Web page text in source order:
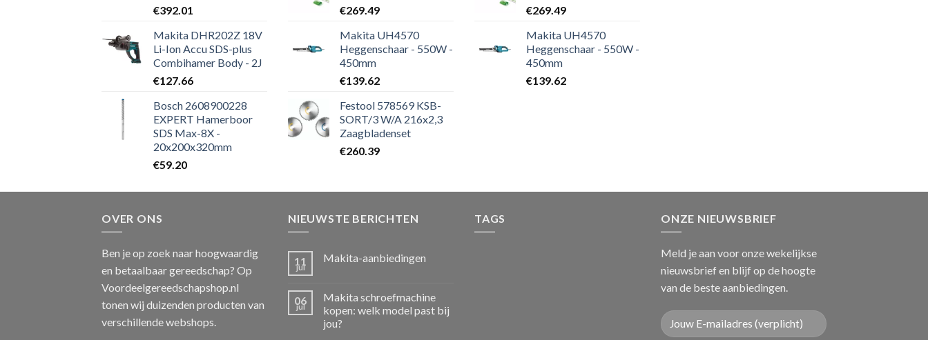
€392.01
Makita DHR202Z 18V
Li-Ion Accu SDS-plus
Combihamer Body - 2J
€127.66
Bosch 2608900228
EXPERT Hamerboor
SDS Max-8X -
20x200x320mm
€59.20
€269.49
Makita UH4570
Heggenschaar - 550W -
450mm
€139.62
Festool 578569 KSB-
SORT/3 W/A 216x2,3
Zaagbladenset
€260.39
€269.49
Makita UH4570
Heggenschaar - 550W -
450mm
€139.62
OVER ONS
Ben je op zoek naar hoogwaardig
en betaalbaar gereedschap? Op
Voordeelgereedschapshop.nl
tonen wij duizenden producten van
verschillende webshops.
NIEUWSTE BERICHTEN
11
jul
Makita-aanbiedingen
06
jul
Makita schroefmachine
kopen: welk model past bij
jou?
TAGS ONZE NIEUWSBRIEF
Meld je aan voor onze wekelijkse
nieuwsbrief en blijf op de hoogte
van de beste aanbiedingen.